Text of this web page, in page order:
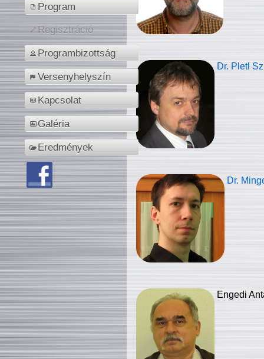
Program
Regisztráció
Programbizottság
Versenyhelyszín
Kapcsolat
Galéria
Eredmények
Dr. Pletl
Dr.
Engedi